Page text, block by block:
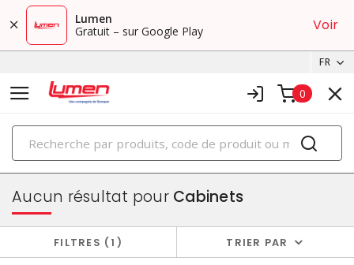
Lumen
Gratuit – sur Google Play
Voir
FR
0
PRODUITS
boîtiers et cabinets
Aucun résultat pourCabinets
FILTRES 1 TRIER PAR